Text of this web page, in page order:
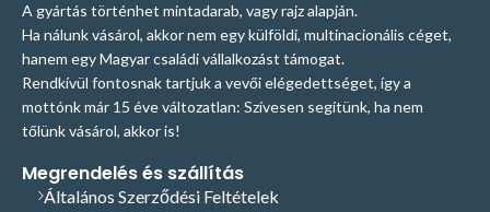
A gyártás történhet mintadarab, vagy rajz alapján.
Ha nálunk vásárol, akkor nem egy külföldi, multinacionális céget,
hanem egy Magyar családi vállalkozást támogat.
Rendkívül fontosnak tartjuk a vevői elégedettséget, így a
mottónk már 15 éve változatlan: Szívesen segítünk, ha nem
tőlünk vásárol, akkor is!
Megrendelés és szállítás
Általános Szerződési Feltételek